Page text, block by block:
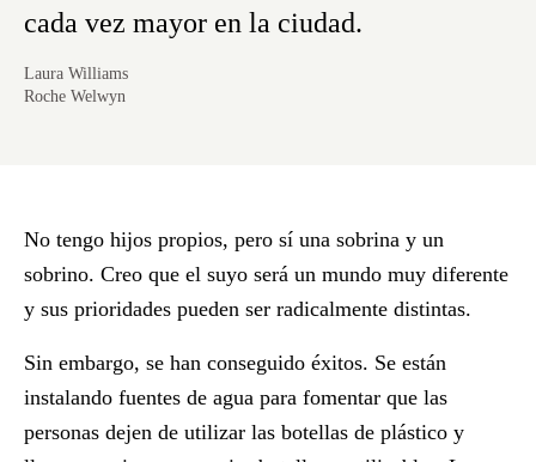
cada vez mayor en la ciudad.
Laura Williams
Roche Welwyn
No tengo hijos propios, pero sí una sobrina y un
sobrino. Creo que el suyo será un mundo muy diferente
y sus prioridades pueden ser radicalmente distintas.
Sin embargo, se han conseguido éxitos. Se están
instalando fuentes de agua para fomentar que las
personas dejen de utilizar las botellas de plástico y